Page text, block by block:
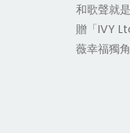
和歌聲就
贈「IVY
薇幸福獨